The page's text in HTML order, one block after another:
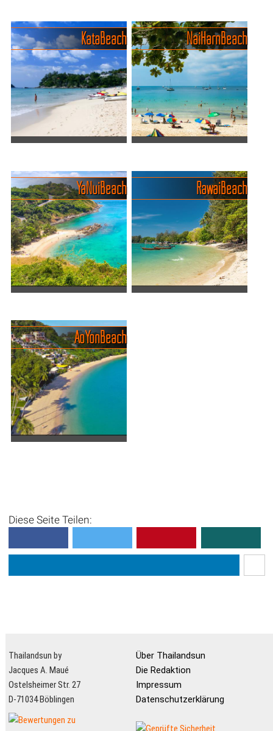
Der Karon Noi Beach, auch
liebevoll „Little Karon Beach“
genannt, ist ein echtes
Paradies für alle, die es
ruhiger mögen. Dieser
kleine, idyllische St...
Der 3 km lange Karon Beach
ist einer der bekanntesten
und beliebtesten Strände
auf der thailändischen Insel
Phuket. Mit seinem feinen
weißen Sand, dem...
Phukets: Kata Yai und Kata
Noi. Diese idyllischen
Strände bieten eine perfekte
Kombination aus
kristallklarem Wasser,
weichem Sand und einer
ruhigen A...
Kata Beach
Immer mehr Reisende
entdecken den feinen Sand,
das klare Wasser und das
entspannte Flair – und
genau deshalb wird’s hier
von Jahr zu Jahr ein
Stückche...
Nai Harn Beach
Ya Nui Beach in Phuket ist
ein malerischer
Küstenabschnitt, bekannt
für sein kristallklares
Wasser und seinen feinen
Sand. Der kleine, idyllische,
von...
Ya Nui Beach Rawai Beach
ist, der wird am Ao Yon
traumhafte Strand auf der
Ao Yon Beach
Diese Seite Teilen:
Thailandsun by
Jacques A. Maué
Ostelsheimer Str. 27
D-71034 Böblingen
Über Thailandsun
Die Redaktion
Impressum
Datenschutzerklärung